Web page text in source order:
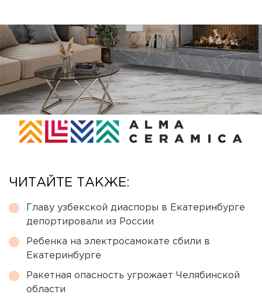
ЧИТАЙТЕ ТАКЖЕ:
Главу узбекской диаспоры в Екатеринбурге
депортировали из России
Ребенка на электросамокате сбили в
Екатеринбурге
Ракетная опасность угрожает Челябинской
области